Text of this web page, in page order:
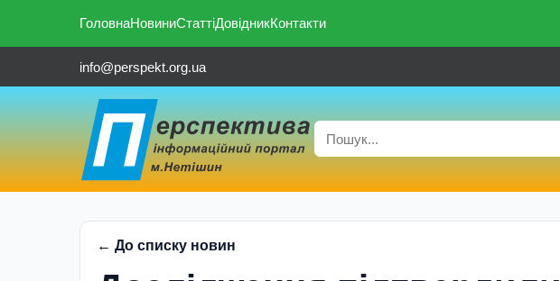
ГоловнаНовиниСтаттіДовідникКонтакти
info@perspekt.org.ua
← До списку новин